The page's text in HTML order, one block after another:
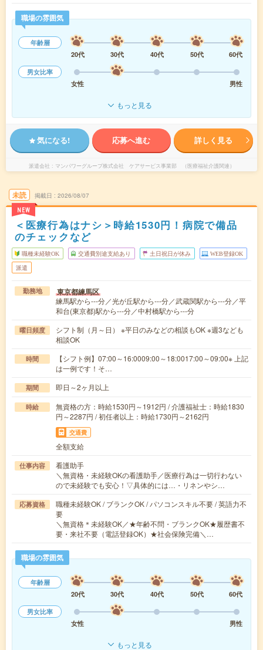
職場の雰囲気
年齢層
20代
30代 40代 50代
60代
男女比率
女性
男性
もっと見る
気になる! 応募へ進む 詳しく見る
派遣会社 マンパワーグループ株式会社 ケアサービス事業部 （医療福祉介護関連）
未読
NEW
掲載日 2026/08/07
＜医療行為はナシ＞時給1530円！病院で備品
のチェックなど
職種未経験OK 交通費別途支給あり 土日祝日が休み WEB登録OK
派遣
勤務地 東京都練馬区
練馬駅から---分／光が丘駅から---分／武蔵関駅から---分／平
和台(東京都)駅から---分／中村橋駅から---分
曜日頻度
シフト制（月～日） ※平日のみなどの相談もOK ※週3なども
相談OK
時間
【シフト例】07:00～16:0009:00～18:0017:00～09:00※ 上記
は一例です！そ…
期間 即日～2ヶ月以上
時給
無資格の方：時給1530円～1912円 / 介護福祉士：時給1830
円～2287円 / 初任者以上：時給1730円～2162円
交通費
全額支給
仕事内容
看護助手
＼無資格・未経験OKの看護助手／医療行為は一切行わない
ので未経験でも安心！▽具体的には…・リネンやシ…
応募資格
職種未経験OK / ブランクOK / パソコンスキル不要 / 英語力不
要
＼無資格＊未経験OK／★年齢不問・ブランクOK★履歴書不
要・来社不要（電話登録OK）★社会保険完備＼…
職場の雰囲気
年齢層
20代
30代 40代 50代
60代
男女比率
女性
男性
もっと見る